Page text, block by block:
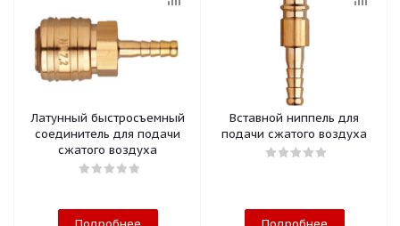
Латунный быстросъемный
соединитель для подачи
сжатого воздуха
Вставной ниппель для
подачи сжатого воздуха